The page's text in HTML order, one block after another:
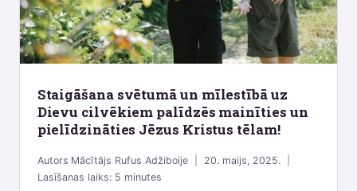
Staigāšana svētumā un mīlestībā uz
Dievu cilvēkiem palīdzēs mainīties un
pielīdzināties Jēzus Kristus tēlam!
Autors Mācītājs Rufus Adžiboije
20. maijs, 2025.
Lasīšanas laiks:5 minutes